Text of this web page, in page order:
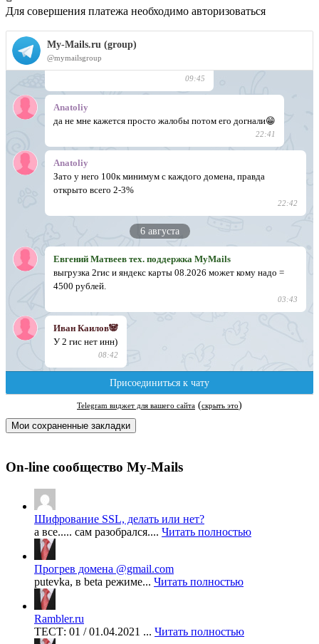
Для совершения платежа необходимо авторизоваться
Мои сохраненные закладки
On-line сообщество My-Mails
Шифрование SSL, делать или нет?
а все..... сам разобрался.... Читать полностью
Прогрев домена @gmail.com
putevka, в beta режиме... Читать полностью
Rambler.ru
ТЕСТ: 01 / 01.04.2021 ... Читать полностью